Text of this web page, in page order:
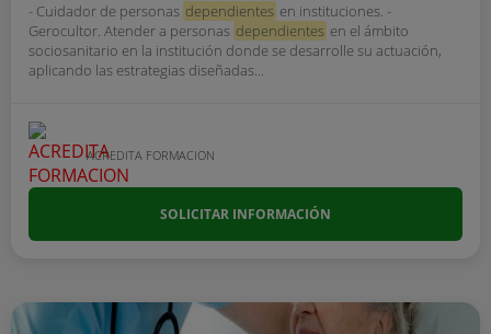
- Cuidador de personas dependientes en instituciones. -
Gerocultor. Atender a personas dependientes en el ámbito
sociosanitario en la institución donde se desarrolle su actuación,
aplicando las estrategias diseñadas...
ACREDITA FORMACION
SOLICITAR INFORMACIÓN